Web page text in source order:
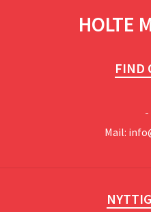
HOLTE
FIND
-
Mail: